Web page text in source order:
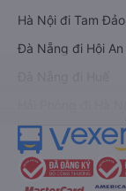
Hà Nội đi Tam Đảo
Đà Nẵng đi Hội An